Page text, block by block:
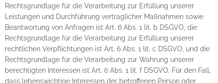
Rechtsgrundlage für die Verarbeitung zur Erfüllung unserer
Leistungen und Durchführung vertraglicher Maßnahmen sowie
Beantwortung von Anfragen ist Art. 6 Abs. 1 lit. b DSGVO, die
Rechtsgrundlage für die Verarbeitung zur Erfüllung unserer
rechtlichen Verpflichtungen ist Art. 6 Abs. 1 lit. c DSGVO, und die
Rechtsgrundlage für die Verarbeitung zur Wahrung unserer
berechtigten Interessen ist Art. 6 Abs. 1 lit. f DSGVO. Für den Fall,
dass lebenswichtige Interessen der betroffenen Person oder